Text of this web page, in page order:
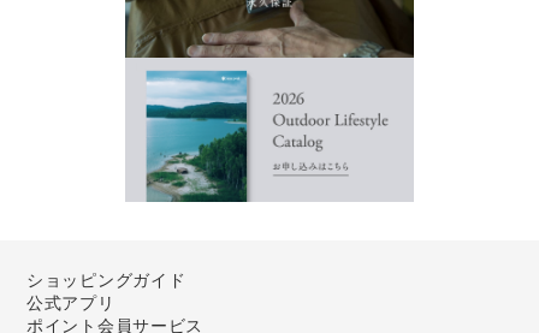
ショッピングガイド
公式アプリ
ポイント会員サービス